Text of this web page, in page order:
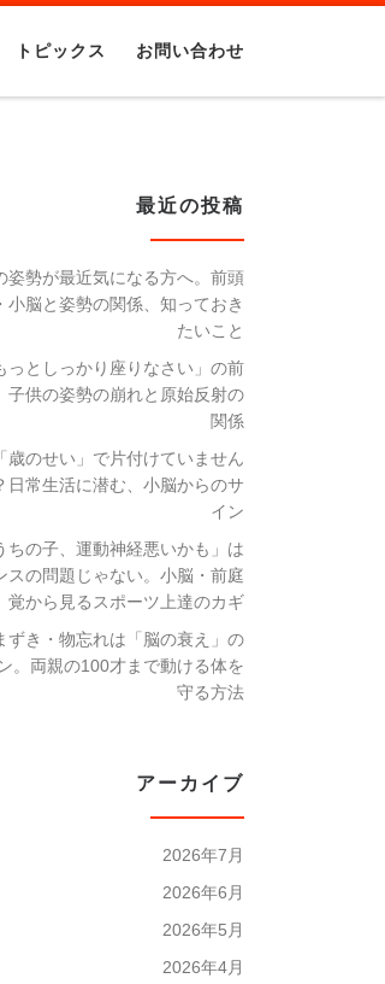
トピックス お問い合わせ
最近の投稿
姿勢が最近気になる方へ。前頭
小脳と姿勢の関係、知っておき
たいこと
っとしっかり座りなさい」の前
子供の姿勢の崩れと原始反射の
関係
「歳のせい」で片付けていません
日常生活に潜む、小脳からのサ
イン
ちの子、運動神経悪いかも」は
スの問題じゃない。小脳・前庭
覚から見るスポーツ上達のカギ
ずき・物忘れは「脳の衰え」の
。両親の100才まで動ける体を
守る方法
アーカイブ
2026年7月
2026年6月
2026年5月
2026年4月